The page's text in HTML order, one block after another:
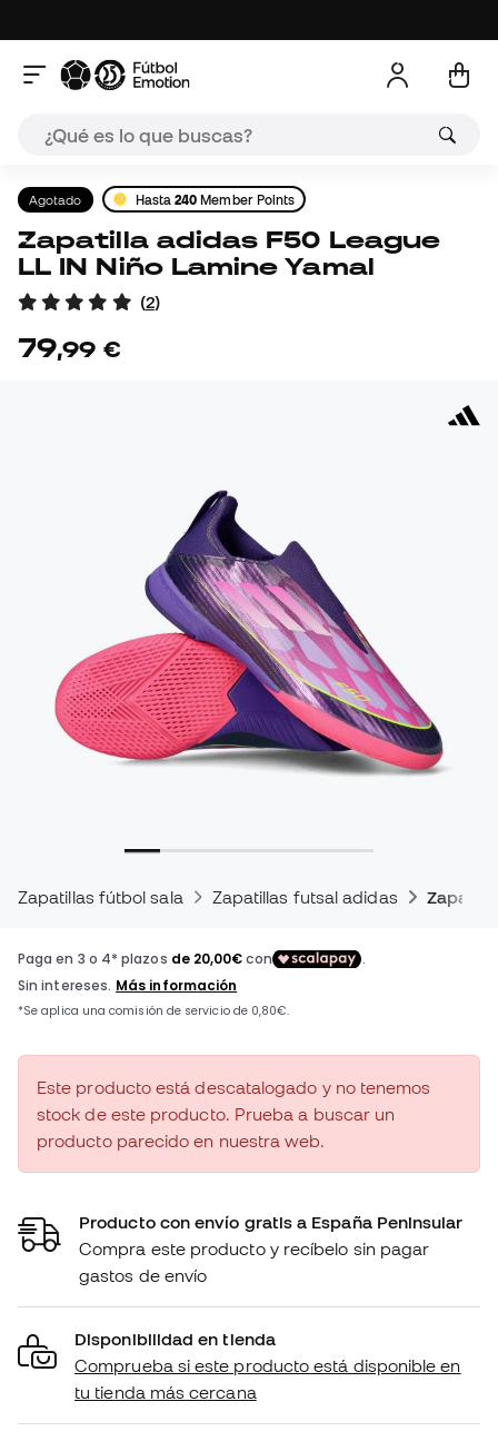
Agotado Hasta240 Member Points
Zapatilla adidas F50 League
LL IN Niño Lamine Yamal
(2)
79,99 €
Zapatillas fútbol sala Zapatillas futsal adidas
Este producto está descatalogado y no tenemos
stock de este producto. Prueba a buscar un
producto parecido en nuestra web.
Producto con envío gratis a España Peninsular
Compra este producto y recíbelo sin pagar
gastos de envío
Disponibilidad en tienda
Comprueba si este producto está disponible en
tu tienda más cercana